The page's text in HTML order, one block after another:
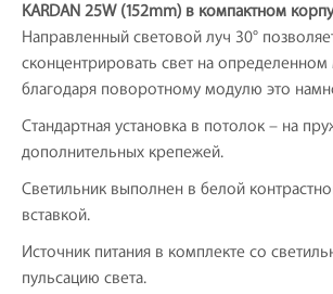
KARDAN 25W (152mm) в компактном
Направленный световой луч 30°
сконцентрировать свет на определенном
благодаря поворотному модулю это
Стандартная установка в потолок – на
дополнительных крепежей.
Светильник выполнен в белой
вставкой.
Источник питания в комплекте со
пульсацию света.